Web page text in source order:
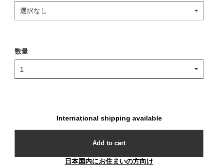
数量
International shipping available
Add to cart
日本国内にお住まいの方向け